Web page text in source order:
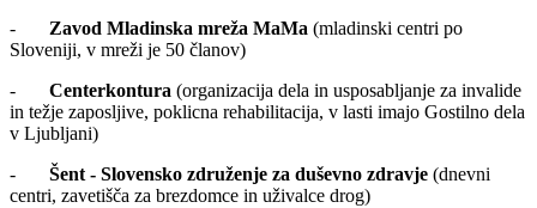
-
Zavod Mladinska mreža MaMa (mladinski centri po
Sloveniji, v mreži je 50 članov)
- Centerkontura (organizacija dela in usposabljanje za invalide
in težje zaposljive, poklicna rehabilitacija, v lasti imajo Gostilno dela
v Ljubljani)
- Šent - Slovensko združenje za duševno zdravje (dnevni
centri, zavetišča za brezdomce in uživalce drog)